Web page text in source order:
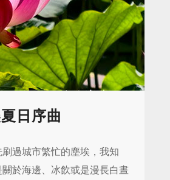
日序曲
過城市繁忙的塵埃，我知
於海邊、冰飲或是漫長白晝